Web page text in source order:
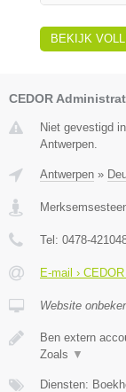
BEKIJK
CEDOR
Niet gevestigd
Antwerpen.
Antwerpen »
Tel: 0478-
E-mail ›
Website
Ben extern
Zoals ▼
Diensten: